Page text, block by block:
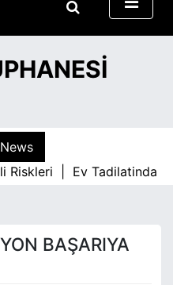
| Ev Tadilatinda
BAŞARIYA